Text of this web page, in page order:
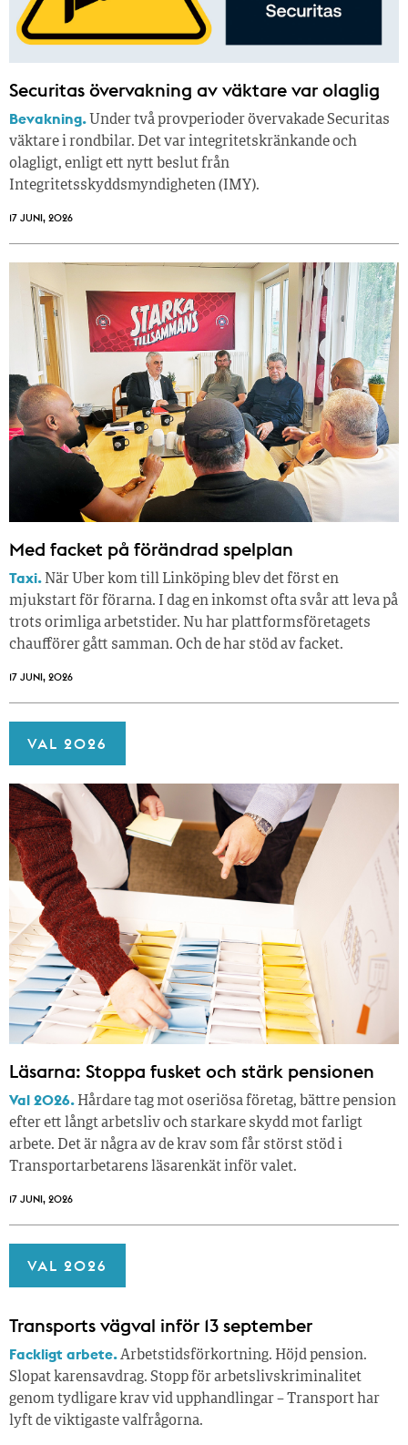
Securitas övervakning av väktare var olaglig
Bevakning. Under två provperioder övervakade Securitas
väktare i rondbilar. Det var integritetskränkande och
olagligt, enligt ett nytt beslut från
Integritetsskyddsmyndigheten (IMY).
17 JUNI, 2026
Med facket på förändrad spelplan
Taxi. När Uber kom till Linköping blev det först en
mjukstart för förarna. I dag en inkomst ofta svår att leva på
trots orimliga arbetstider. Nu har plattformsföretagets
chaufförer gått samman. Och de har stöd av facket.
17 JUNI, 2026
VAL 2026
Läsarna: Stoppa fusket och stärk pensionen
Val 2026. Hårdare tag mot oseriösa företag, bättre pension
efter ett långt arbetsliv och starkare skydd mot farligt
arbete. Det är några av de krav som får störst stöd i
Transportarbetarens läsar­enkät inför valet.
17 JUNI, 2026
VAL 2026
Transports vägval inför 13 september
Fackligt arbete.Arbetstidsförkortning. Höjd pension.
Slopat karensavdrag. Stopp för arbetslivskriminalitet
genom tydligare krav vid upphandlingar – Transport har
lyft de viktigaste valfrågorna.